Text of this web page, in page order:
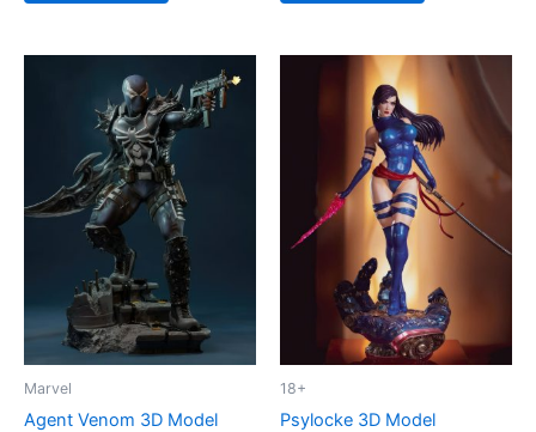
Marvel
Agent Venom 3D Model
18+
Psylocke 3D Model